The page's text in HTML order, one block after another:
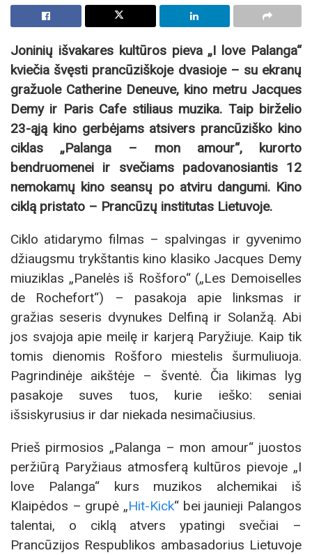
Joninių išvakares kultūros pieva „I love Palanga“
kviečia švęsti prancūziškoje dvasioje – su ekranų
gražuole Catherine Deneuve, kino metru Jacques
Demy ir Paris Cafe stiliaus muzika. Taip birželio
23-ąją kino gerbėjams atsivers prancūziško kino
ciklas „Palanga – mon amour“, kurorto
bendruomenei ir svečiams padovanosiantis 12
nemokamų kino seansų po atviru dangumi. Kino
ciklą pristato – Prancūzų institutas Lietuvoje.
Ciklo atidarymo filmas – spalvingas ir gyvenimo
džiaugsmu trykštantis kino klasiko Jacques Demy
miuziklas „Panelės iš Rošforo“ („Les Demoiselles
de Rochefort“) – pasakoja apie linksmas ir
gražias seseris dvynukes Delfiną ir Solanžą. Abi
jos svajoja apie meilę ir karjerą Paryžiuje. Kaip tik
tomis dienomis Rošforo miestelis šurmuliuoja.
Pagrindinėje aikštėje – šventė. Čia likimas lyg
pasakoje suves tuos, kurie ieško: seniai
išsiskyrusius ir dar niekada nesimačiusius.
Prieš pirmosios „Palanga – mon amour“ juostos
peržiūrą Paryžiaus atmosferą kultūros pievoje „I
love Palanga“ kurs muzikos alchemikai iš
Klaipėdos – grupė „Hit-Kick“ bei jaunieji Palangos
talentai, o ciklą atvers ypatingi svečiai –
Prancūzijos Respublikos ambasadorius Lietuvoje